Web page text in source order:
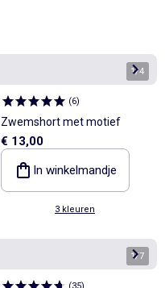
1/4
(6)
Zwemshort met motief
€ 13,00
In winkelmandje
3 kleuren
1/7
(35)